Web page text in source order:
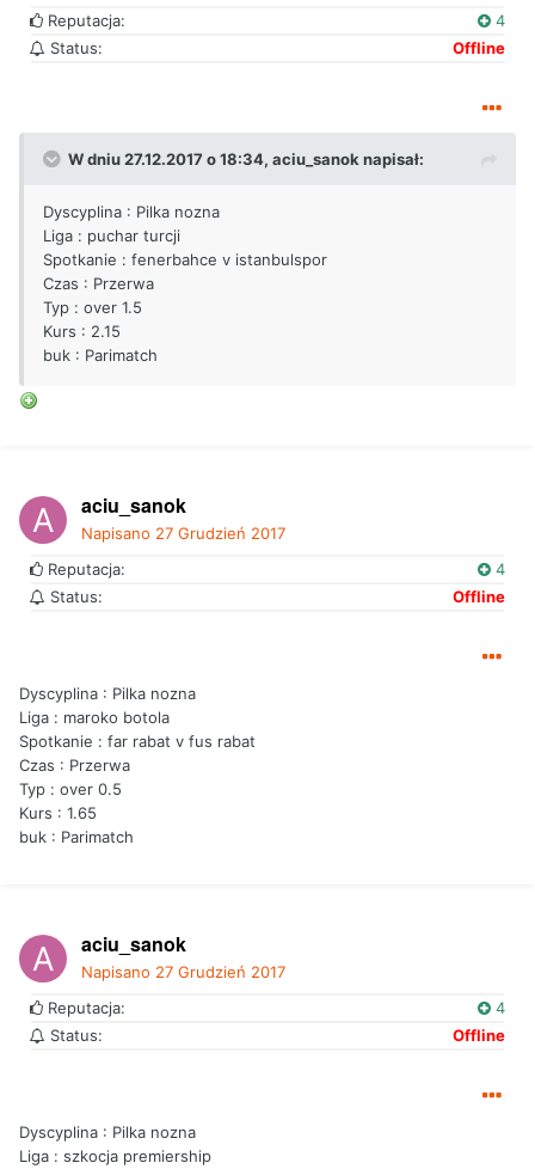
Reputacja:
4
Status:
Offline
W dniu 27.12.2017 o 18:34, aciu_sanoknapisał:
Dyscyplina : Pilka nozna
Liga : puchar turcji
Spotkanie : fenerbahce v istanbulspor
Czas : Przerwa
Typ : over 1.5
Kurs : 2.15
buk : Parimatch
aciu_sanok
Napisano 27 Grudzień 2017
Reputacja:
4
Status:
Offline
Dyscyplina : Pilka nozna
Liga : maroko botola
Spotkanie : far rabat v fus rabat
Czas : Przerwa
Typ : over 0.5
Kurs : 1.65
buk : Parimatch
aciu_sanok
Napisano 27 Grudzień 2017
Reputacja:
4
Status:
Offline
Dyscyplina : Pilka nozna
Liga : szkocja premiership